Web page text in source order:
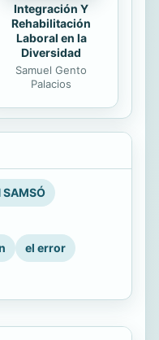
Integración Y
Rehabilitación
Laboral en la
Diversidad
Samuel Gento
Palacios
SAMSÓ
el error